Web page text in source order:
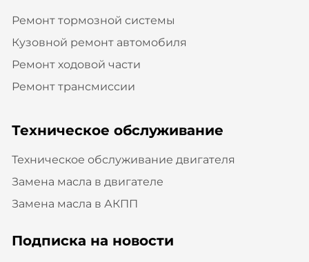
Ремонт тормозной системы
Кузовной ремонт автомобиля
Ремонт ходовой части
Ремонт трансмиссии
Техническое обслуживание
Техническое обслуживание двигателя
Замена масла в двигателе
Замена масла в АКПП
Подписка на новости